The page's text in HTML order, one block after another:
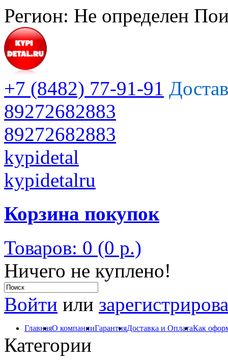
Регион: Не определен
+7 (8482) 77-91-91
89272682883
89272682883
kypidetal
kypidetalru
Корзина покупок
Товаров: 0 (0 р.)
Ничего не куплено!
Войти или
ГлавнаяО компанииГарантияДоставка и ОплатаКак
Категории